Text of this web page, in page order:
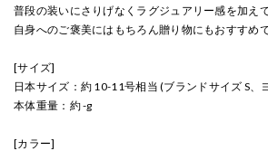
普段の装いにさりげなくラグジュアリー感を加え
自身へのご褒美にはもちろん贈り物にもおすすめで
[サイズ]
日本サイズ：約 10-11号相当 (ブランドサイズ S、
本体重量：約 -g
[カラー]